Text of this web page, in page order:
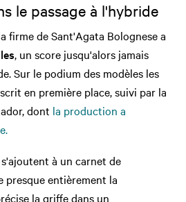
le passage à l'hybride
firme de Sant'Agata Bolognese a
, un score jusqu'alors jamais
Sur le podium des modèles les
en première place, suivi par la
dont la production a
à un carnet de
presque entièrement la
la griffe dans un